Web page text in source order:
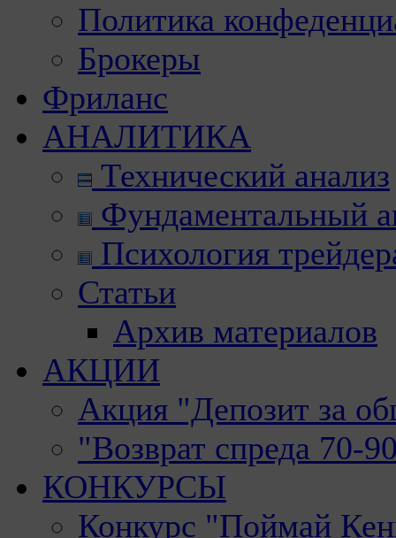
Политика
Брокеры
Фриланс
АНАЛИТИКА
Технический анализ
Фундаментальный
Психология
Статьи
Архив материалов
АКЦИИ
Акция "Депозит за
"Возврат спреда 70-
КОНКУРСЫ
Конкурс "Поймай